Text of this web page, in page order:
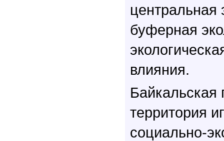
центральная
буферная
влияния.
Байкальская
территория
социально-